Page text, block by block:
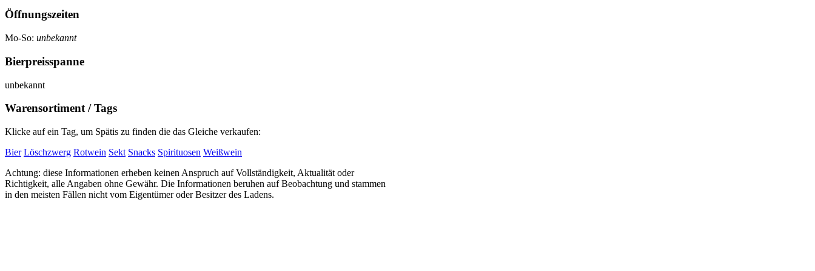
Öffnungszeiten
Mo-So: unbekannt
Bierpreisspanne
unbekannt
Warensortiment / Tags
Klicke auf ein Tag, um Spätis zu finden die das Gleiche verkaufen:
Bier Löschzwerg Rotwein Sekt Snacks Spirituosen Weißwein
Achtung: diese Informationen erheben keinen Anspruch auf Vollständigkeit, Aktualität oder
Richtigkeit, alle Angaben ohne Gewähr. Die Informationen beruhen auf Beobachtung und stammen
in den meisten Fällen nicht vom Eigentümer oder Besitzer des Ladens.